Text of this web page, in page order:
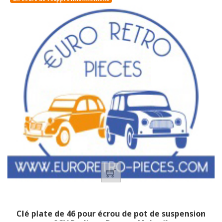
Clé plate de 46 pour écrou de pot de suspension